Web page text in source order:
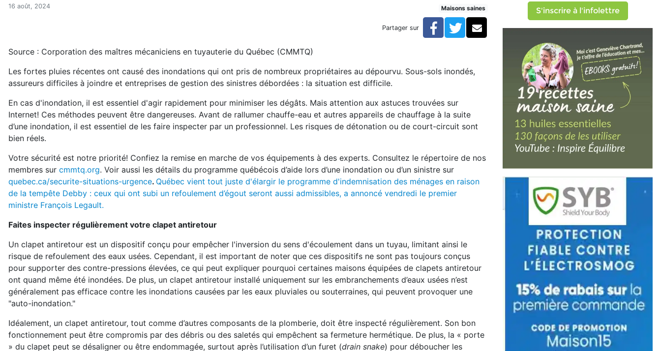
Accueil
Inondations : mieux vaut prévenir que guérir!
Inondations : mieux vaut prévenir que guérir!
16 août, 2024 Maisons saines
Partager sur Facebook
TwitterCourriel
Source : Corporation des maîtres mécaniciens en tuyauterie du Québec (CMMTQ)
Les fortes pluies récentes ont causé des inondations qui ont pris de nombreux propriétaires au dépourvu. Sous-sols inondés,
assureurs difficiles à joindre et entreprises de gestion des sinistres débordées : la situation est difficile.
En cas d'inondation, il est essentiel d'agir rapidement pour minimiser les dégâts. Mais attention aux astuces trouvées sur
Internet! Ces méthodes peuvent être dangereuses. Avant de rallumer chauffe-eau et autres appareils de chauffage à la suite
d’une inondation, il est essentiel de les faire inspecter par un professionnel. Les risques de détonation ou de court-circuit sont
bien réels.
Votre sécurité est notre priorité! Confiez la remise en marche de vos équipements à des experts. Consultez le répertoire de nos
membres sur cmmtq.org. Voir aussi les détails du programme québécois d’aide lors d’une inondation ou d’un sinistre sur
quebec.ca/securite-situations-urgence. Québec vient tout juste d'élargir le programme d'indemnisation des ménages en raison
de la tempête Debby : ceux qui ont subi un refoulement d’égout seront aussi admissibles, a annoncé vendredi le premier
ministre François Legault.
Faites inspecter régulièrement votre clapet antiretour
Un clapet antiretour est un dispositif conçu pour empêcher l'inversion du sens d'écoulement dans un tuyau, limitant ainsi le
risque de refoulement des eaux usées. Cependant, il est important de noter que ces dispositifs ne sont pas toujours conçus
pour supporter des contre-pressions élevées, ce qui peut expliquer pourquoi certaines maisons équipées de clapets antiretour
ont quand même été inondées. De plus, un clapet antiretour installé uniquement sur les embranchements d’eaux usées n’est
généralement pas efficace contre les inondations causées par les eaux pluviales ou souterraines, qui peuvent provoquer une
"auto-inondation."
Idéalement, un clapet antiretour, tout comme d’autres composants de la plomberie, doit être inspecté régulièrement. Son bon
fonctionnement peut être compromis par des débris ou des saletés qui empêchent sa fermeture hermétique. De plus, la « porte
» du clapet peut se désaligner ou être endommagée, surtout après l’utilisation d’un furet (drain snake) pour déboucher les
S'inscrire à l'infolettre